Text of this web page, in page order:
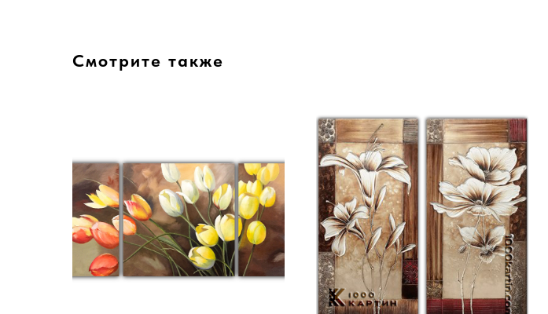
Смотрите также